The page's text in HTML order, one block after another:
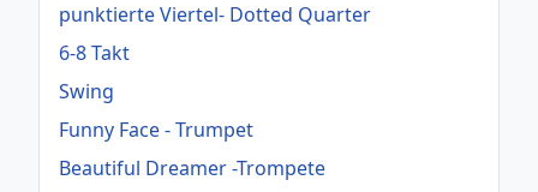
punktierte Viertel- Dotted Quarter
6-8 Takt
Swing
Funny Face - Trumpet
Beautiful Dreamer -Trompete